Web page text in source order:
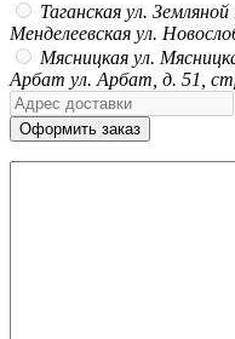
Таганская ул.
Менделеевская ул.
Мясницкая ул.
Арбат ул. Арбат, д. 51,
Оформить заказ